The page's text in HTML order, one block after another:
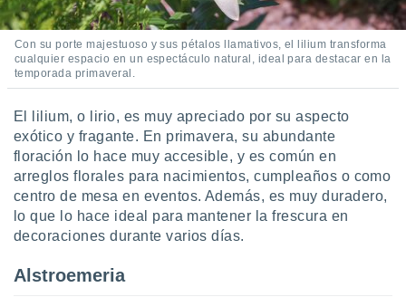
e
mediante
publicidad
de
1199
Con su porte majestuoso y sus pétalos llamativos, el lilium transforma
cualquier espacio en un espectáculo natural, ideal para destacar en la
temporada primaveral.
El lilium, o lirio, es muy apreciado por su aspecto
exótico y fragante. En primavera, su abundante
floración lo hace muy accesible, y es común en
arreglos florales para nacimientos, cumpleaños o como
centro de mesa en eventos. Además, es muy duradero,
lo que lo hace ideal para mantener la frescura en
decoraciones durante varios días.
Alstroemeria